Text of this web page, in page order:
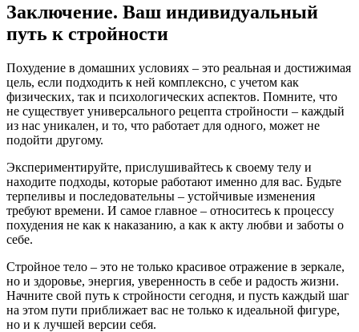
Заключение. Ваш индивидуальный
путь к стройности
Похудение в домашних условиях – это реальная и достижимая
цель, если подходить к ней комплексно, с учетом как
физических, так и психологических аспектов. Помните, что
не существует универсального рецепта стройности – каждый
из нас уникален, и то, что работает для одного, может не
подойти другому.
Экспериментируйте, прислушивайтесь к своему телу и
находите подходы, которые работают именно для вас. Будьте
терпеливы и последовательны – устойчивые изменения
требуют времени. И самое главное – относитесь к процессу
похудения не как к наказанию, а как к акту любви и заботы о
себе.
Стройное тело – это не только красивое отражение в зеркале,
но и здоровье, энергия, уверенность в себе и радость жизни.
Начните свой путь к стройности сегодня, и пусть каждый шаг
на этом пути приближает вас не только к идеальной фигуре,
но и к лучшей версии себя.